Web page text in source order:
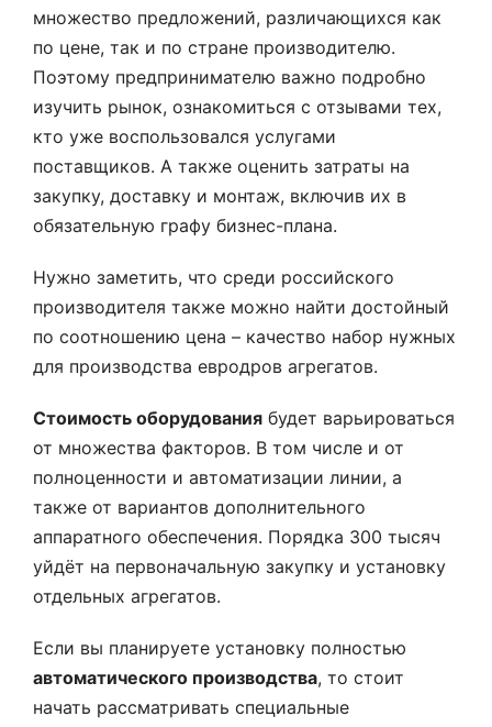
множество предложений, различающихся как
по цене, так и по стране производителю.
Поэтому предпринимателю важно подробно
изучить рынок, ознакомиться с отзывами тех,
кто уже воспользовался услугами
поставщиков. А также оценить затраты на
закупку, доставку и монтаж, включив их в
обязательную графу бизнес-плана.
Нужно заметить, что среди российского
производителя также можно найти достойный
по соотношению цена – качество набор нужных
для производства евродров агрегатов.
Стоимость оборудования будет варьироваться
от множества факторов. В том числе и от
полноценности и автоматизации линии, а
также от вариантов дополнительного
аппаратного обеспечения. Порядка 300 тысяч
уйдёт на первоначальную закупку и установку
отдельных агрегатов.
Если вы планируете установку полностью
автоматического производства, то стоит
начать рассматривать специальные